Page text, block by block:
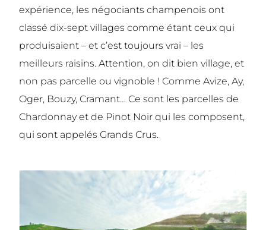
expérience, les négociants champenois ont
classé dix-sept villages comme étant ceux qui
produisaient – et c’est toujours vrai – les
meilleurs raisins. Attention, on dit bien village, et
non pas parcelle ou vignoble ! Comme Avize, Ay,
Oger, Bouzy, Cramant… Ce sont les parcelles de
Chardonnay et de Pinot Noir qui les composent,
qui sont appelés Grands Crus.